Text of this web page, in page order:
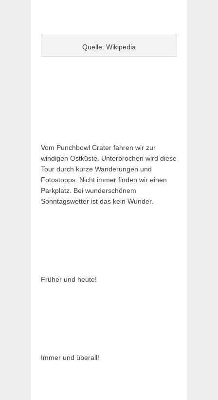
Quelle: Wikipedia
Vom Punchbowl Crater fahren wir zur
windigen Ostküste. Unterbrochen wird diese
Tour durch kurze Wanderungen und
Fotostopps. Nicht immer finden wir einen
Parkplatz. Bei wunderschönem
Sonntagswetter ist das kein Wunder.
Früher und heute!
Immer und überall!